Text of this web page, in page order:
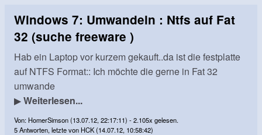
Windows 7: Umwandeln : Ntfs auf Fat
32 (suche freeware )
Hab ein Laptop vor kurzem gekauft..da ist die festplatte
auf NTFS Format:: Ich möchte die gerne in Fat 32
umwande
▶Weiterlesen...
Von: HomerSimson (13.07.12, 22:17:11) - 2.105x gelesen.
5 Antworten, letzte von HCK (14.07.12, 10:58:42)